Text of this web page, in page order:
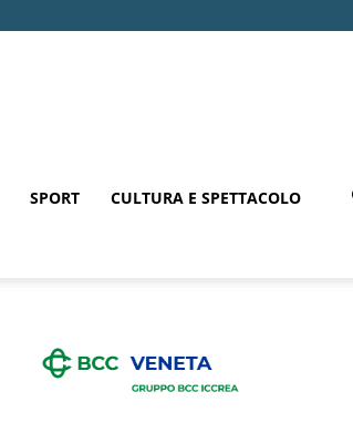
SPORT CULTURA E SPETTACOLO